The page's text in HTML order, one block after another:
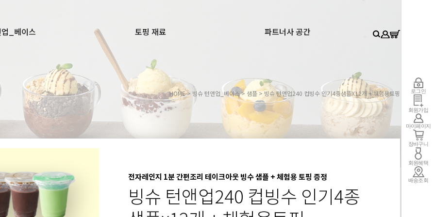
_베이스 토핑 재료 파트너사 공간
로그인
회원가입
마이페이지
장바구니
회원혜택
배송조회
HOME> 빙슈 턴앤업_베이스> 샘플> 빙슈 턴앤업240 컵빙수 인기4종샘플x12개 + 체험용토핑
전자레인지 1분 간편조리 테이크아웃 빙수 샘플 + 체험용 토핑 증정
빙슈 턴앤업240 컵빙수 인기4종